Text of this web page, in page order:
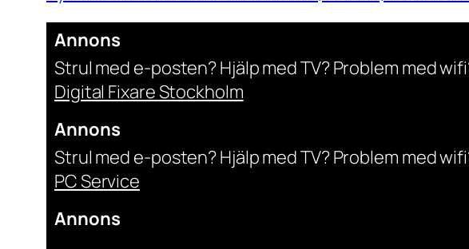
Annons
Strul med e-posten? Hjälp med TV? Problem med
Digital Fixare Stockholm
Annons
Strul med e-posten? Hjälp med TV? Problem med
PC Service
Annons